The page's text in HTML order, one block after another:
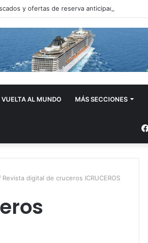
y ofertas de reserva anticipada
VUELTA AL MUNDO MÁS SECCIONES
Revista digital de cruceros ICRUCEROS